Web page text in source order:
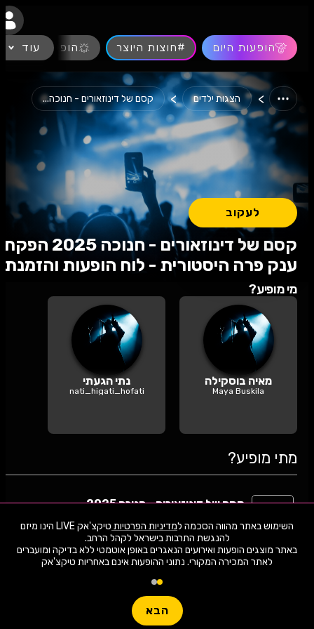
השימוש באתר מהווה הסכמה למדיניות הפרטיות
טיקצ'אק LIVE הינו מיזם
באתר מוצגים הופעות ואירועים הנאגרים באופן אוטמטי ללא בדיקה ומועברים
לאתר המכירה המקורי. נתוני ההופעות אינם באחריות טיקצ'אק
הבא
הופעות היום #חוצות היוצר הופעות חיות
עוד
> הצגות ילדים > קסם של דינוזאורים - חנוכה...
קסם של דינוזאורים - חנוכה 2025 הפקת
ענק פרה היסטורית - לוח הופעות והזמנת
כרטיסים
לעקוב
מי מופיע?
מאיה בוסקילה
Maya Buskila
נתי הגעתי
nati_higati_hofati
מתי מופיע?
21
קסם של דינוזאורים - חנוכה 2025
יום רביעי | 17:30
בת ים
האירוע
קסם של דינוזאורים